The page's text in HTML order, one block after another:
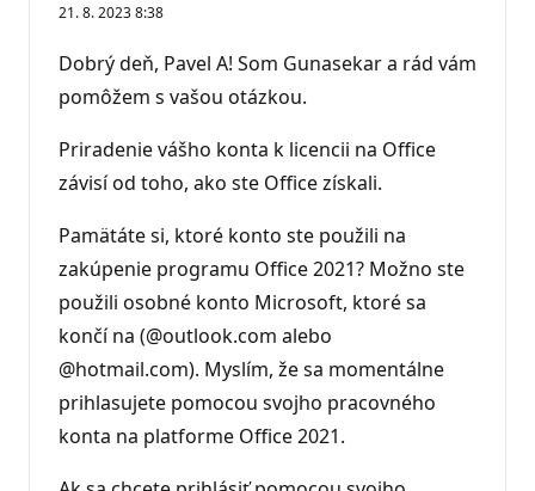
21. 8. 2023 8:38
Dobrý deň, Pavel A! Som Gunasekar a rád vám
pomôžem s vašou otázkou.
Priradenie vášho konta k licencii na Office
závisí od toho, ako ste Office získali.
Pamätáte si, ktoré konto ste použili na
zakúpenie programu Office 2021? Možno ste
použili osobné konto Microsoft, ktoré sa
končí na (@outlook.com alebo
@hotmail.com). Myslím, že sa momentálne
prihlasujete pomocou svojho pracovného
konta na platforme Office 2021.